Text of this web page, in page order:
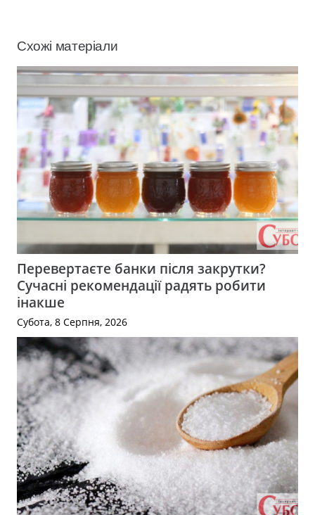
Схожі матеріали
Перевертаєте банки після закрутки?
Сучасні рекомендації радять робити
інакше
Субота, 8 Серпня, 2026